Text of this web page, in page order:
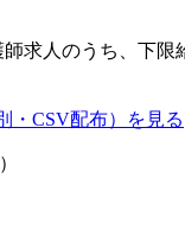
求人のうち、下
・CSV配布）を見る